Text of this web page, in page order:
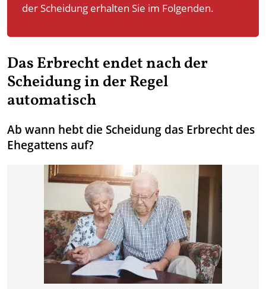
der Scheidung erhalten Sie im Folgenden.
Das Erbrecht endet nach der
Scheidung in der Regel
automatisch
Ab wann hebt die Scheidung das Erbrecht des
Ehegattens auf?